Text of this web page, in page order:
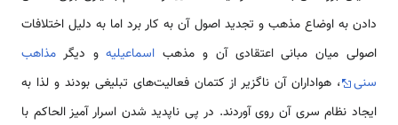
دادن به اوضاع مذهب و تجدید اصول آن به کار برد اما به دلیل اختلافات
اصولی میان مبانی اعتقادی آن و مذهب اسماعیلیهو دیگر مذاهب
سنی
، هواداران آن ناگزیر از کتمان فعالیت‌های تبلیغی بودند و لذا به
ایجاد نظام سری آن روی آوردند. در پی ناپدید شدن اسرار آمیز الحاکم با